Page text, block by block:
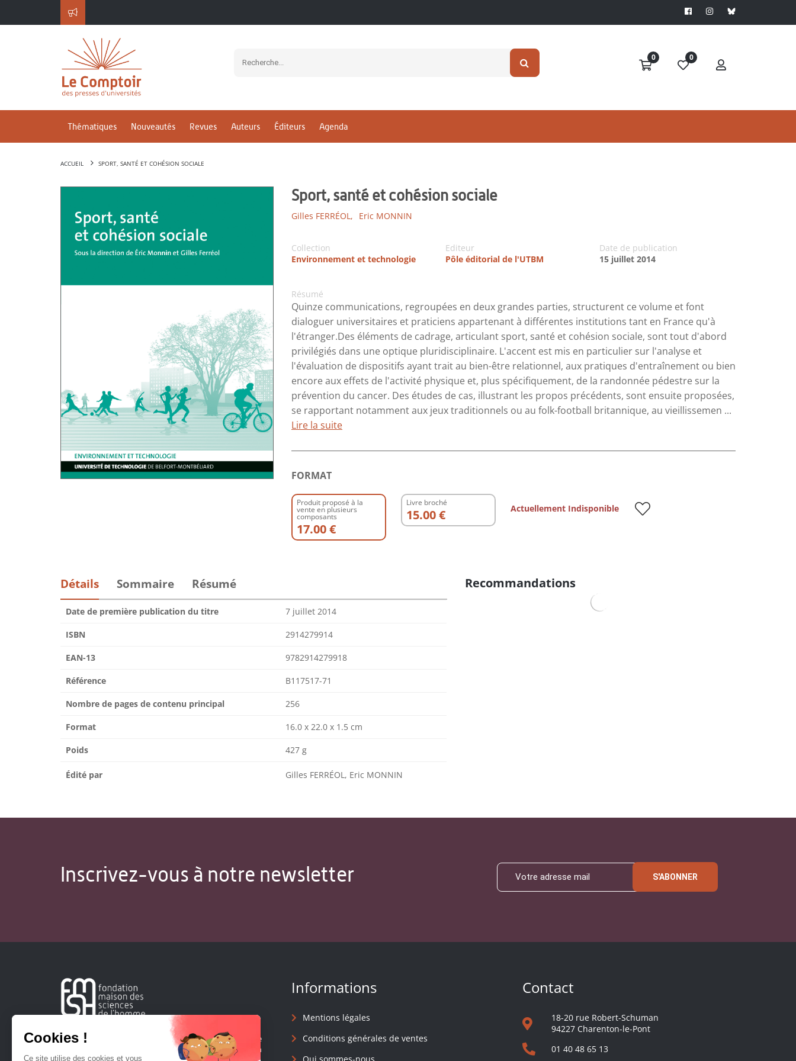
0 0
Thématiques Nouveautés Revues Auteurs Éditeurs Agenda
ACCUEIL SPORT, SANTÉ ET COHÉSION SOCIALE
Sport, santé et cohésion sociale
Gilles FERRÉOL, Eric MONNIN
Collection
Environnement et technologie
Editeur
Pôle éditorial de l'UTBM
Date de publication
15 juillet 2014
Résumé
Quinze communications, regroupées en deux grandes parties, structurent ce volume et font
dialoguer universitaires et praticiens appartenant à différentes institutions tant en France qu'à
l'étranger.Des éléments de cadrage, articulant sport, santé et cohésion sociale, sont tout d'abord
privilégiés dans une optique pluridisciplinaire. L'accent est mis en particulier sur l'analyse et
l'évaluation de dispositifs ayant trait au bien-être relationnel, aux pratiques d'entraînement ou bien
encore aux effets de l'activité physique et, plus spécifiquement, de la randonnée pédestre sur la
prévention du cancer. Des études de cas, illustrant les propos précédents, sont ensuite proposées,
se rapportant notamment aux jeux traditionnels ou au folk-football britannique, au vieillissemen ...
Lire la suite
FORMAT
Produit proposé à la
vente en plusieurs
composants
17.00 €
Livre broché
15.00 € Actuellement Indisponible
Détails Sommaire Résumé
Date de première publication du titre 7 juillet 2014
ISBN 2914279914
EAN-13 9782914279918
Référence B117517-71
Nombre de pages de contenu principal 256
Format 16.0 x 22.0 x 1.5 cm
Poids 427 g
Édité par Gilles FERRÉOL, Eric MONNIN
Recommandations
Inscrivez-vous à notre newsletter S'ABONNER
Créée en 1963, la Fondation Maison Sciences de l'Homme
soutient la recherche et la diffusion des connaissances en
Informations
Mentions légales
Conditions générales de ventes
Contact
18-20 rue Robert-Schuman
94227 Charenton-le-Pont
01 40 48 65 13